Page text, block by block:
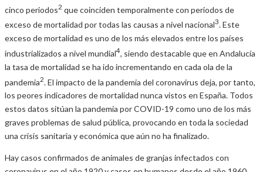
cinco periodos2 que coinciden temporalmente con periodos de
exceso de mortalidad por todas las causas a nivel nacional3. Este
exceso de mortalidad es uno de los más elevados entre los países
industrializados a nivel mundial4, siendo destacable que en Andalucía
la tasa de mortalidad se ha ido incrementando en cada ola de la
pandemia2 . El impacto de la pandemia del coronavirus deja, por tanto,
los peores indicadores de mortalidad nunca vistos en España. Todos
estos datos sitúan la pandemia por COVID-19 como uno de los más
graves problemas de salud pública, provocando en toda la sociedad
una crisis sanitaria y económica que aún no ha finalizado.
Hay casos confirmados de animales de granjas infectados con